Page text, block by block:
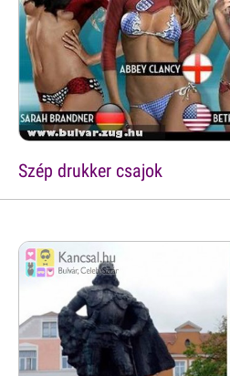
Szép drukker csajok